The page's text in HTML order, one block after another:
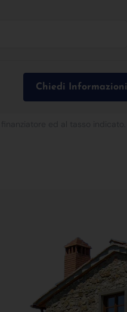
Chiedi Informazioni